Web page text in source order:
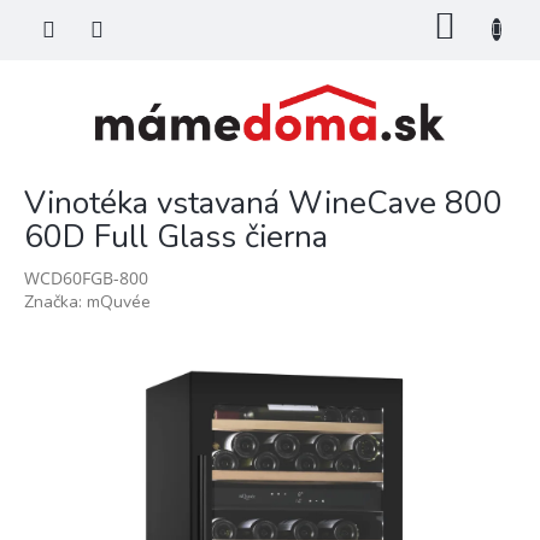
Vinotéka vstavaná WineCave 800
60D Full Glass čierna
WCD60FGB-800
Značka: mQuvée